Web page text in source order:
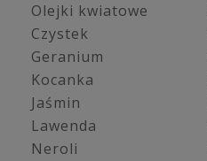
Olejki kwiatowe
Czystek
Geranium
Kocanka
Jaśmin
Lawenda
Neroli